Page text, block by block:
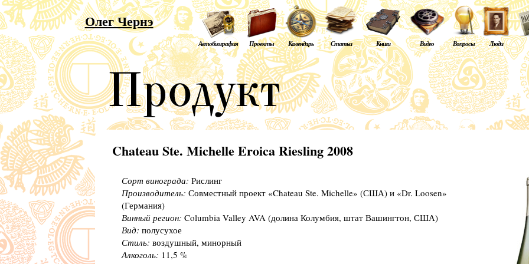
Олег Чернэ
Автобиография Проекты Календарь Статьи Книги Видео Вопросы Люди
Chateau Ste. Michelle Eroica Riesling 2008
Сорт винограда: Рислинг
Производитель: Совместный проект «Chateau Ste. Michelle» (США) и «Dr. Loosen»
(Германия)
Винный регион: Columbia Valley AVA (долина Колумбия, штат Вашингтон, США)
Вид: полусухое
Стиль: воздушный, минорный
Алкоголь: 11,5 %